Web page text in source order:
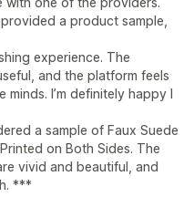
a product sample,
experience. The
and the platform feels
I’m definitely happy I
a sample of Faux Suede
on Both Sides. The
vivid and beautiful, and
***